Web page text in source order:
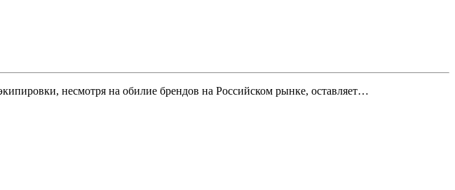
несмотря на обилие брендов на Российском рынке, оставляет…